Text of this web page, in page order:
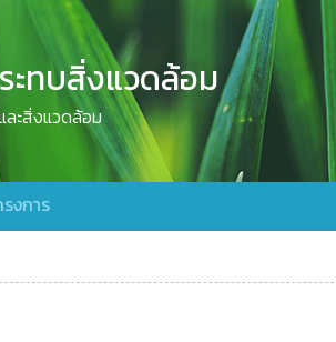
ะทบสิ่งแวดล้อม
ละสิ่งแวดล้อม
งการ